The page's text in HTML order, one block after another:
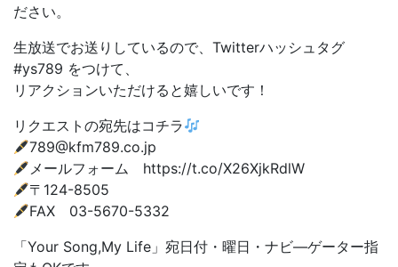
ださい。
生放送でお送りしているので、Twitterハッシュタグ
#ys789 をつけて、
リアクションいただけると嬉しいです！
リクエストの宛先はコチラ
789@kfm789.co.jp
メールフォーム https://t.co/X26XjkRdlW
〒124-8505
FAX 03-5670-5332
「Your Song,My Life」宛日付・曜日・ナビ―ゲーター指